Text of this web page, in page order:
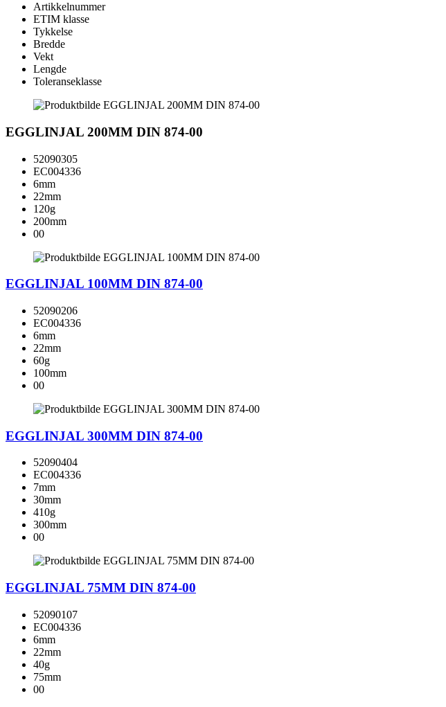
Artikkelnummer
ETIM klasse
Tykkelse
Bredde
Vekt
Lengde
Toleranseklasse
EGGLINJAL 200MM DIN 874-00
52090305
EC004336
6mm
22mm
120g
200mm
00
EGGLINJAL 100MM DIN 874-00
52090206
EC004336
6mm
22mm
60g
100mm
00
EGGLINJAL 300MM DIN 874-00
52090404
EC004336
7mm
30mm
410g
300mm
00
EGGLINJAL 75MM DIN 874-00
52090107
EC004336
6mm
22mm
40g
75mm
00